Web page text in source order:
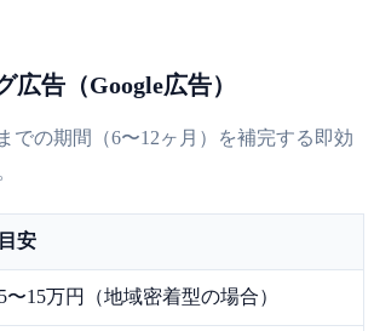
告（Google広告）
での期間（6〜12ヶ月）を補完する即効
目安
5〜15万円（地域密着型の場合）